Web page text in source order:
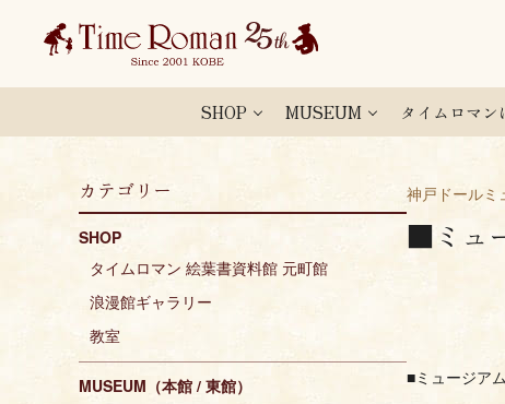
SHOP MUSEUM タイムロマン
神戸ドールミ
■ミュ
■ミュージア
カテゴリー
SHOP
タイムロマン 絵葉書資料館 元町館
浪漫館ギャラリー
教室
MUSEUM（本館 / 東館）